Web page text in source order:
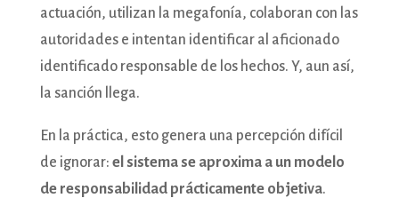
actuación, utilizan la megafonía, colaboran con las
autoridades e intentan identificar al aficionado
identificado responsable de los hechos. Y, aun así,
la sanción llega.
En la práctica, esto genera una percepción difícil
de ignorar: el sistema se aproxima a un modelo
de responsabilidad prácticamente objetiva.